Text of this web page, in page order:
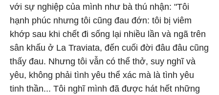
với sự nghiệp của mình như bà thú nhận: "Tôi
hạnh phúc nhưng tôi cũng đau đớn: tôi bị viêm
khớp sau khi chết đi sống lại nhiều lần và ngã trên
sân khấu ở La Traviata, đến cuối đời đâu đâu cũng
thấy đau. Nhưng tôi vẫn có thể thở, suy nghĩ và
yêu, không phải tình yêu thể xác mà là tình yêu
tinh thần... Tôi nghĩ mình đã được hát hết những